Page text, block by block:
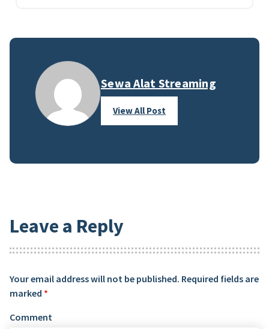
Sewa Alat Streaming
View All Post
Leave a Reply
Your email address will not be published. Required fields are
marked *
Comment